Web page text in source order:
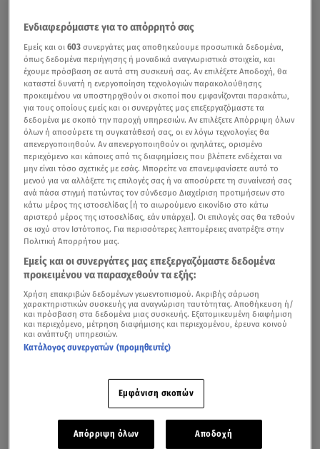
Ενδιαφερόμαστε για το απόρρητό σας
Εμείς και οι603 συνεργάτες μας αποθηκεύουμε προσωπικά δεδομένα,
όπως δεδομένα περιήγησης ή μοναδικά αναγνωριστικά στοιχεία, και
έχουμε πρόσβαση σε αυτά στη συσκευή σας. Αν επιλέξετε Αποδοχή, θα
καταστεί δυνατή η ενεργοποίηση τεχνολογιών παρακολούθησης
προκειμένου να υποστηριχθούν οι σκοποί που εμφανίζονται παρακάτω,
για τους οποίους εμείς και οι συνεργάτες μας επεξεργαζόμαστε τα
δεδομένα με σκοπό την παροχή υπηρεσιών. Αν επιλέξετε Απόρριψη όλων
όλων ή αποσύρετε τη συγκατάθεσή σας, οι εν λόγω τεχνολογίες θα
απενεργοποιηθούν. Αν απενεργοποιηθούν οι ιχνηλάτες, ορισμένο
περιεχόμενο και κάποιες από τις διαφημίσεις που βλέπετε ενδέχεται να
μην είναι τόσο σχετικές με εσάς. Μπορείτε να επανεμφανίσετε αυτό το
μενού για να αλλάξετε τις επιλογές σας ή να αποσύρετε τη συναίνεσή σας
ανά πάσα στιγμή πατώντας τον σύνδεσμο Διαχείριση προτιμήσεων στο
κάτω μέρος της ιστοσελίδας [ή το αιωρούμενο εικονίδιο στο κάτω
αριστερό μέρος της ιστοσελίδας, εάν υπάρχει]. Οι επιλογές σας θα τεθούν
σε ισχύ στον Ιστότοπος. Για περισσότερες λεπτομέρειες ανατρέξτε στην
Πολιτική Απορρήτου μας.
Εμείς και οι συνεργάτες μας επεξεργαζόμαστε δεδομένα
προκειμένου να παρασχεθούν τα εξής:
Χρήση επακριβών δεδομένων γεωεντοπισμού. Ακριβής σάρωση
χαρακτηριστικών συσκευής για αναγνώριση ταυτότητας. Αποθήκευση ή/
και πρόσβαση στα δεδομένα μιας συσκευής. Εξατομικευμένη διαφήμιση
και περιεχόμενο, μέτρηση διαφήμισης και περιεχομένου, έρευνα κοινού
και ανάπτυξη υπηρεσιών.
Κατάλογος συνεργατών (προμηθευτές)
Εμφάνιση σκοπών
Απόρριψη όλων Αποδοχή